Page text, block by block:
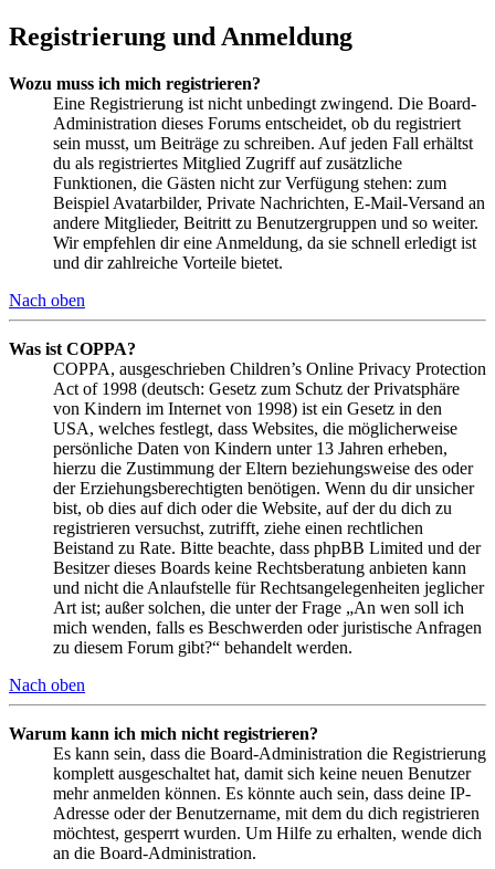
Registrierung und Anmeldung
Wozu muss ich mich registrieren?
Eine Registrierung ist nicht unbedingt zwingend. Die Board-
Administration dieses Forums entscheidet, ob du registriert
sein musst, um Beiträge zu schreiben. Auf jeden Fall erhältst
du als registriertes Mitglied Zugriff auf zusätzliche
Funktionen, die Gästen nicht zur Verfügung stehen: zum
Beispiel Avatarbilder, Private Nachrichten, E-Mail-Versand an
andere Mitglieder, Beitritt zu Benutzergruppen und so weiter.
Wir empfehlen dir eine Anmeldung, da sie schnell erledigt ist
und dir zahlreiche Vorteile bietet.
Nach oben
Was ist COPPA?
COPPA, ausgeschrieben Children’s Online Privacy Protection
Act of 1998 (deutsch: Gesetz zum Schutz der Privatsphäre
von Kindern im Internet von 1998) ist ein Gesetz in den
USA, welches festlegt, dass Websites, die möglicherweise
persönliche Daten von Kindern unter 13 Jahren erheben,
hierzu die Zustimmung der Eltern beziehungsweise des oder
der Erziehungsberechtigten benötigen. Wenn du dir unsicher
bist, ob dies auf dich oder die Website, auf der du dich zu
registrieren versuchst, zutrifft, ziehe einen rechtlichen
Beistand zu Rate. Bitte beachte, dass phpBB Limited und der
Besitzer dieses Boards keine Rechtsberatung anbieten kann
und nicht die Anlaufstelle für Rechtsangelegenheiten jeglicher
Art ist; außer solchen, die unter der Frage „An wen soll ich
mich wenden, falls es Beschwerden oder juristische Anfragen
zu diesem Forum gibt?“ behandelt werden.
Nach oben
Warum kann ich mich nicht registrieren?
Es kann sein, dass die Board-Administration die Registrierung
komplett ausgeschaltet hat, damit sich keine neuen Benutzer
mehr anmelden können. Es könnte auch sein, dass deine IP-
Adresse oder der Benutzername, mit dem du dich registrieren
möchtest, gesperrt wurden. Um Hilfe zu erhalten, wende dich
an die Board-Administration.